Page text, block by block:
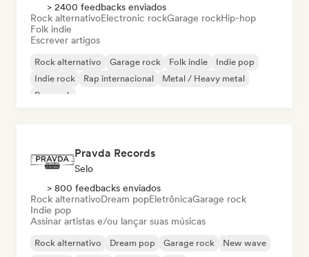
> 2400 feedbacks enviados
Rock alternativoElectronic rockGarage rockHip-hop
Folk indie
Escrever artigos
Rock alternativo Garage rock Folk indie
Indie pop
Indie rock
Rap internacional
Metal / Heavy metal
Pop rock
Pravda Records
Selo
> 800 feedbacks enviados
Rock alternativoDream popEletrônicaGarage rock
Indie pop
Assinar artistas e/ou lançar suas músicas
Rock alternativo Dream pop Garage rock
New wave